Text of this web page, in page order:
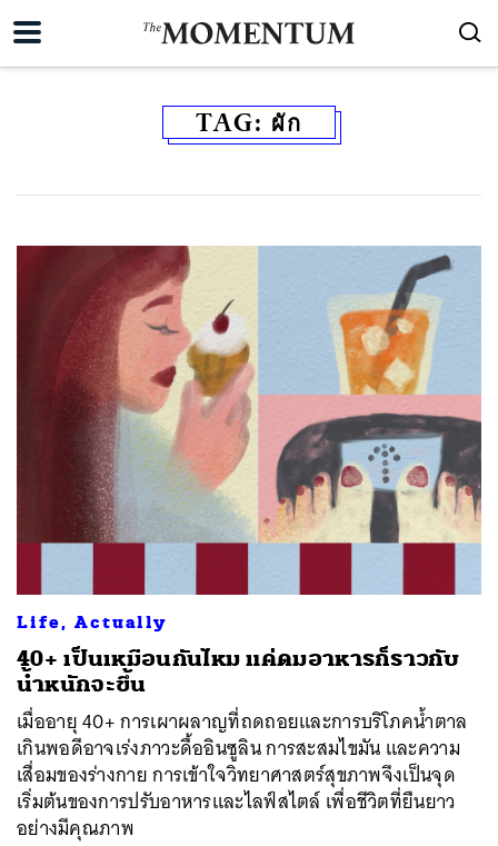
TAG: ผัก
Life, Actually
40+ เป็นเหมือนกันไหม แค่ดมอาหารก็ราวกับ
น้ำหนักจะขึ้น
เมื่ออายุ 40+ การเผาผลาญที่ถดถอยและการบริโภคน้ำตาล
เกินพอดีอาจเร่งภาวะดื้ออินซูลิน การสะสมไขมัน และความ
เสื่อมของร่างกาย การเข้าใจวิทยาศาสตร์สุขภาพจึงเป็นจุด
เริ่มต้นของการปรับอาหารและไลฟ์สไตล์ เพื่อชีวิตที่ยืนยาว
อย่างมีคุณภาพ